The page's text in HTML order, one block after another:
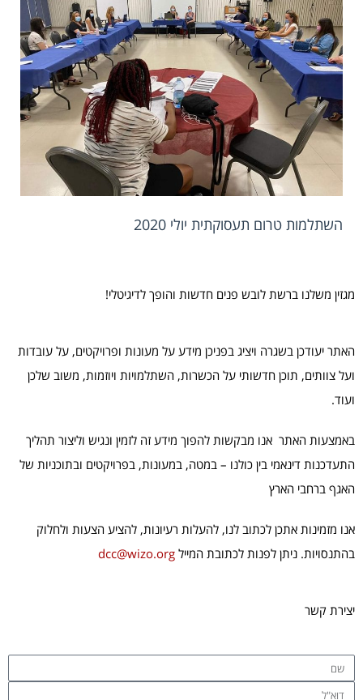
השתלמות טרום תעסוקתית יולי 2020
מגזין משלנו ברשת לובש פנים חדשות והופך לדיגיטלי!
האתר יעודכן בשגרה ויציג בפניכן מידע על מעונות ופרויקטים, על עובדות
ועל צוותים, תוכן חדשותי על הכשרות, השתלמויות ויוזמות, משוב שלכן
ועוד.
באמצעות האתר אנו מבקשות להפוך מידע זה לזמין ונגיש וליצור תהליך
התעדכנות דינאמי בין כולנו – במטה, במעונות, בפרויקטים ובתוכניות של
האגף ברחבי הארץ
אנו מזמינות אתכן לכתוב לנו, להעלות רעיונות, להציע הצעות ולחלוק
בהתנסויות. ניתן לפנות לכתובת המייל dcc@wizo.org
יצירת קשר